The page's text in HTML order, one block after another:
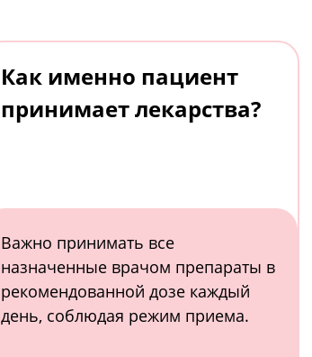
Как именно пациент
принимает лекарства?
Важно принимать все
назначенные врачом препараты в
рекомендованной дозе каждый
день, соблюдая режим приема.